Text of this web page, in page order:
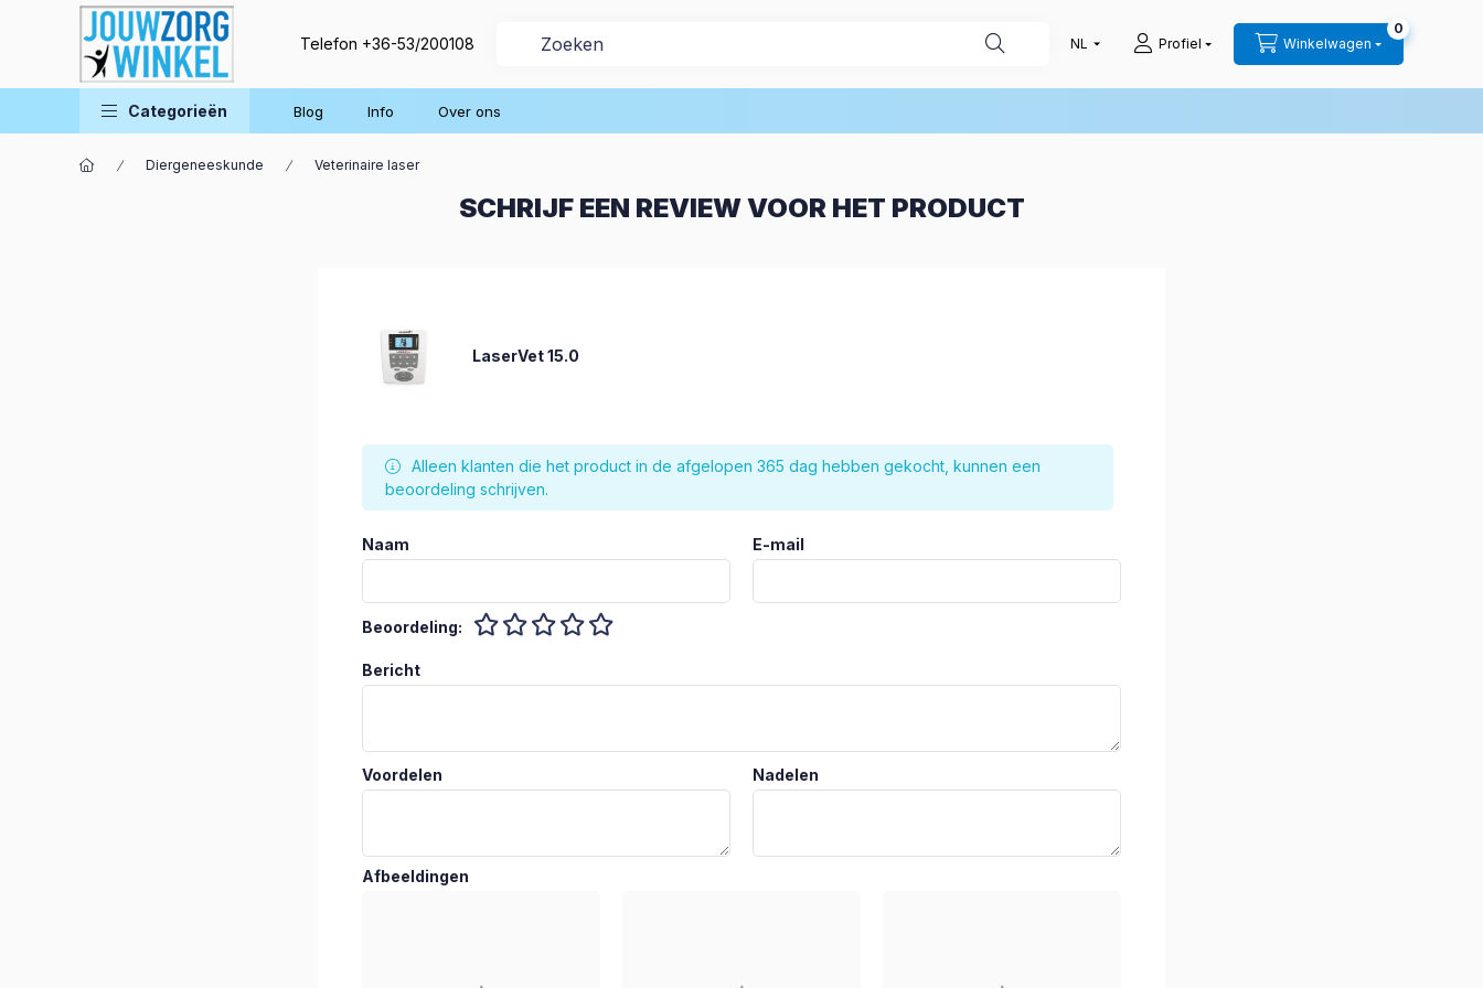
Telefon +36-53/200108 Profiel Winkelwagen
0
Categorieën Blog Info Over ons
Diergeneeskunde Veterinaire laser
SCHRIJF EEN REVIEW VOOR HET PRODUCT
LaserVet 15.0
Alleen klanten die het product in de afgelopen 365 dag hebben gekocht, kunnen een
beoordeling schrijven.
Naam E-mail
Beoordeling:
Bericht
Voordelen Nadelen
Afbeeldingen